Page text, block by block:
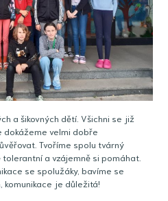
a šikovných dětí. Všichni se již
velmi dobře
Tvoříme spolu tvárný
a vzájemně si pomáhat.
se spolužáky, bavíme se
komunikace je důležitá!